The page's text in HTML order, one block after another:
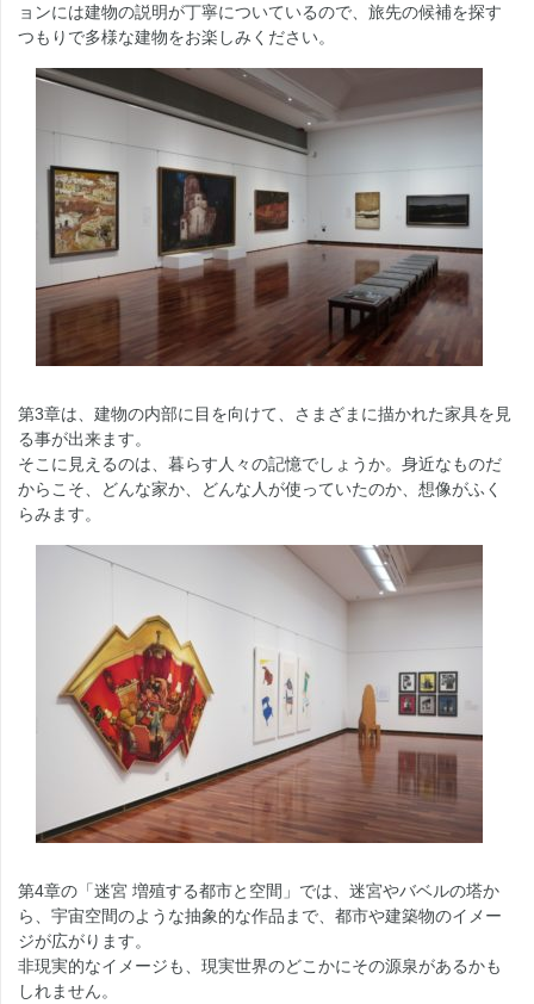
ョンには建物の説明が丁寧についているので、旅先の候補を探す
つもりで多様な建物をお楽しみください。
第3章は、建物の内部に目を向けて、さまざまに描かれた家具を見
る事が出来ます。
そこに見えるのは、暮らす人々の記憶でしょうか。身近なものだ
からこそ、どんな家か、どんな人が使っていたのか、想像がふく
らみます。
第4章の「迷宮 増殖する都市と空間」では、迷宮やバベルの塔か
ら、宇宙空間のような抽象的な作品まで、都市や建築物のイメー
ジが広がります。
非現実的なイメージも、現実世界のどこかにその源泉があるかも
しれません。